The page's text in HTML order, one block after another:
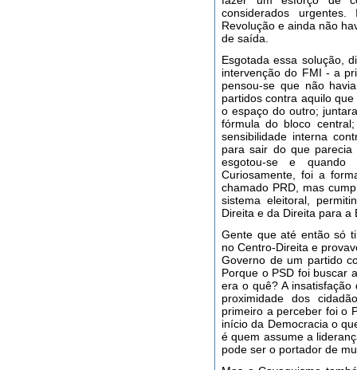
considerados
Revolução e ainda não
de saída.
Esgotada essa solução,
intervenção do FMI - a
pensou-se que não
partidos contra aquilo
o espaço do outro;
fórmula do bloco
sensibilidade interna
para sair do que
esgotou-se e
Curiosamente, foi a
chamado PRD, mas
sistema eleitoral,
Direita e da Direita para a
Gente que até então só
no Centro-Direita e
Governo de um partido
Porque o PSD foi buscar
era o quê? A
proximidade dos
primeiro a perceber foi o
início da Democracia o
é quem assume a
pode ser o portador de